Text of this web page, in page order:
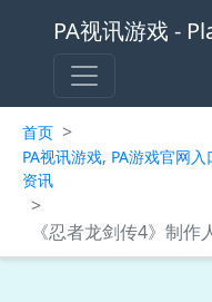
PA视讯游戏 -
首页 >
PA视讯游戏, PA游戏官网
资讯
>
《忍者龙剑传4》制作